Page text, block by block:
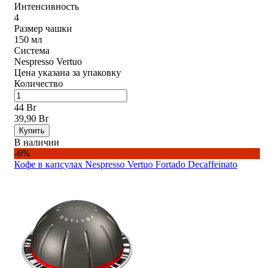
Интенсивность
4
Размер чашки
150 мл
Система
Nespresso Vertuo
Цена указана за упаковку
Количество
44 Br
39,90 Br
Купить
В наличии
-6%
Кофе в капсулах Nespresso Vertuo Fortado Decaffeinato